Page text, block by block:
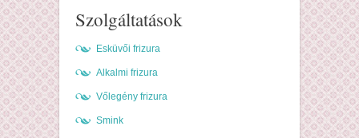
Szolgáltatások
Esküvői frizura
Alkalmi frizura
Vőlegény frizura
Smink